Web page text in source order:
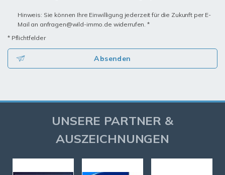
Hinweis: Sie können Ihre Einwilligung jederzeit für die Zukunft per E-
Mail an anfragen@wild-immo.de widerrufen. *
* Pflichtfelder
Absenden
UNSERE PARTNER &
AUSZEICHNUNGEN